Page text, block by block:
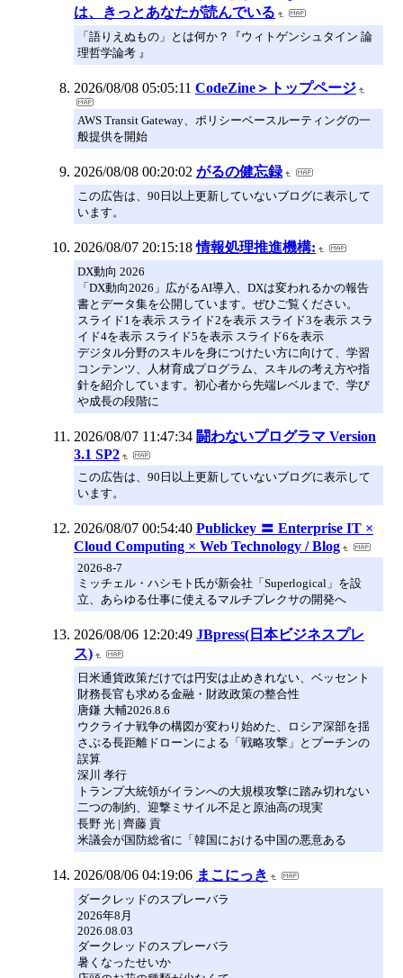
は、きっとあなたが読んでいる
「語りえぬもの」とは何か？『ウィトゲンシュタイン 論
理哲学論考 』
2026/08/08 05:05:11 CodeZine＞トップページ
AWS Transit Gateway、ポリシーベースルーティングの一
般提供を開始
2026/08/08 00:20:02 がるの健忘録
この広告は、90日以上更新していないブログに表示して
います。
2026/08/07 20:15:18 情報処理推進機構:
DX動向 2026
「DX動向2026」広がるAI導入、DXは変われるかの報告
書とデータ集を公開しています。ぜひご覧ください。
スライド1を表示 スライド2を表示 スライド3を表示 スラ
イド4を表示 スライド5を表示 スライド6を表示
デジタル分野のスキルを身につけたい方に向けて、学習
コンテンツ、人材育成プログラム、スキルの考え方や指
針を紹介しています。初心者から先端レベルまで、学び
や成長の段階に
2026/08/07 11:47:34 闘わないプログラマ Version
3.1 SP2
この広告は、90日以上更新していないブログに表示して
います。
2026/08/07 00:54:40 Publickey 〓 Enterprise IT ×
Cloud Computing × Web Technology / Blog
2026-8-7
ミッチェル・ハシモト氏が新会社「Superlogical」を設
立、あらゆる仕事に使えるマルチプレクサの開発へ
2026/08/06 12:20:49 JBpress(日本ビジネスプレ
ス)
日米通貨政策だけでは円安は止めきれない、ベッセント
財務長官も求める金融・財政政策の整合性
唐鎌 大輔2026.8.6
ウクライナ戦争の構図が変わり始めた、ロシア深部を揺
さぶる長距離ドローンによる「戦略攻撃」とプーチンの
誤算
深川 孝行
トランプ大統領がイランへの大規模攻撃に踏み切れない
二つの制約、迎撃ミサイル不足と原油高の現実
長野 光 | 齊藤 貢
米議会が国防総省に「韓国における中国の悪意ある
2026/08/06 04:19:06 まこにっき
ダークレッドのスプレーバラ
2026年8月
2026.08.03
ダークレッドのスプレーバラ
暑くなったせいか